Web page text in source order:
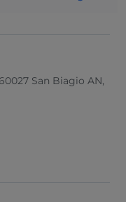
San Biagio AN,